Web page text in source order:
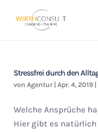
Stressfrei durch den
von Agentur| Apr. 4, 2019|
Welche Ansprüche
Hier gibt es